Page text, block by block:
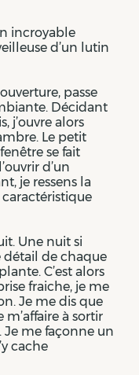
incroyable
d’un lutin
passe
Décidant
j’ouvre alors
Le petit
se fait
d’un
je ressens la
caractéristique
Une nuit si
détail de chaque
C’est alors
fraiche, je me
Je me dis que
m’affaire à sortir
Je me façonne un
cache